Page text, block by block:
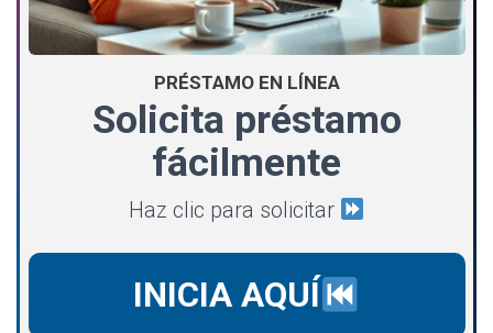
PRÉSTAMO EN LÍNEA
Solicita préstamo
fácilmente
Haz clic para solicitar
INICIA AQUÍ